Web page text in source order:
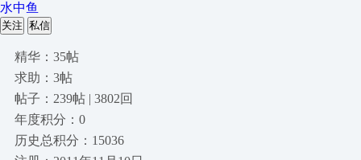
水中鱼
关注 私信
精华：35帖
求助：3帖
帖子：239帖 | 3802回
年度积分：0
历史总积分：15036